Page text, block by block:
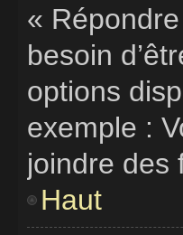
«
besoin
options
exemple :
joindre des
Haut